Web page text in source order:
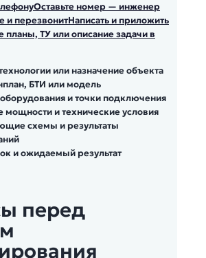
Оставьте номер — инженер
и перезвонитНаписать и приложить
планы, ТУ или описание задачи в
или назначение объекта
БТИ или модель
и точки подключения
мощности и технические условия
схемы и результаты
и ожидаемый результат
перед